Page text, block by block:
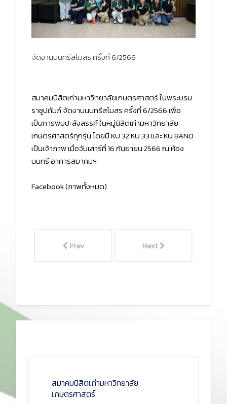
จัดงานนนทรีสโมสร ครั้งที่ 6/2566
สมาคมนิสิตเก่ามหาวิทยาลัยเกษตรศาสตร์ ในพระบรม
ราชูปถัมภ์ จัดงานนนทรีสโมสร ครั้งที่ 6/2566 เพื่อ
เป็นการพบปะสังสรรค์ ในหมู่นิสิตเก่ามหาวิทยาลัย
เกษตรศาสตร์ทุกรุ่น โดยมี KU 32 KU 33 เเละ KU BAND
เป็นเจ้าภาพ เมื่อวันเสาร์ที่ 16 กันยายน 2566 ณ ห้อง
นนทรี อาคารสมาคมฯ
Facebook(ภาพทั้งหมด)
Prev Next
สมาคมนิสิตเก่ามหาวิทยาลัย
เกษตรศาสตร์